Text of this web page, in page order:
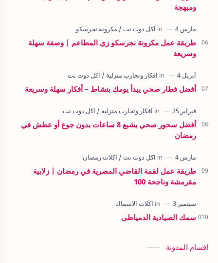
ومبهجة
طريقة عمل مكرونة نجرسكو زي المطاعم | وصفة سهلة
وسريعة
أفضل فطار صحي يبدأ يومك بنشاط – أفكار سهلة وسريعة
أفضل سحور صحي يشبع 8 ساعات بدون جوع أو عطش في
رمضان
طريقة عمل لقمة القاضي المصرية في رمضان | زلابية
مقرمشة وناجحة 100
سمك الصيادية الدمياطى
اقسام المدونة